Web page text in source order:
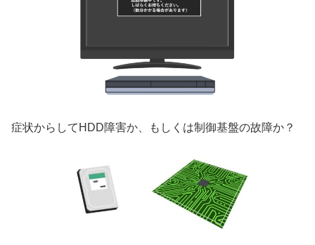
症状からしてHDD障害か、もしくは制御基盤の故障か？